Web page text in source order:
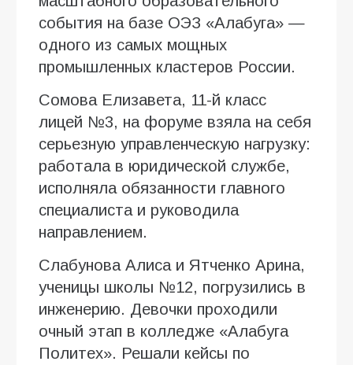
события на базе ОЭЗ «Алабуга» —
одного из самых мощных
промышленных кластеров России.
Сомова Елизавета, 11-й класс
лицей №3, на форуме взяла на себя
серьезную управленческую нагрузку:
работала в юридической службе,
исполняла обязанности главного
специалиста и руководила
направлением.
Слабунова Алиса и Ятченко Арина,
ученицы школы №12, погрузились в
инженерию. Девочки проходили
очный этап в колледже «Алабуга
Политех». Решали кейсы по